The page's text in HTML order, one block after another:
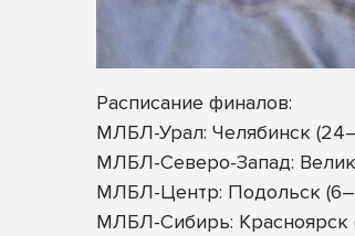
Расписание финалов:
МЛБЛ-Урал: Челябинск
МЛБЛ-Северо-Запад:
МЛБЛ-Центр: Подольск
МЛБЛ-Сибирь: Красноярск